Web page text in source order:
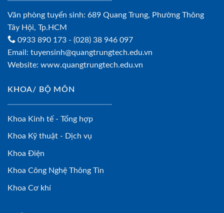
Văn phòng tuyển sinh: 689 Quang Trung, Phường Thông
Tây Hội, Tp.HCM
0933 890 173 - (028) 38 946 097
Email: tuyensinh@quangtrungtech.edu.vn
Website: www.quangtrungtech.edu.vn
KHOA/ BỘ MÔN
Khoa Kinh tế - Tổng hợp
Khoa Kỹ thuật - Dịch vụ
Khoa Điện
Khoa Công Nghệ Thông Tin
Khoa Cơ khí